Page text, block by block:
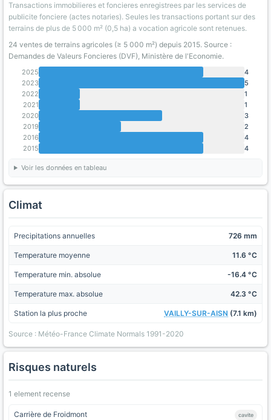
Transactions immobilieres et foncieres enregistrees par les services de
publicite fonciere (actes notaries). Seules les transactions portant sur des
terrains de plus de 5 000 m² (0,5 ha) a vocation agricole sont retenues.
24 ventes de terrains agricoles (≥ 5 000 m²) depuis 2015. Source :
Demandes de Valeurs Foncieres (DVF), Ministère de l'Economie.
2025
4
2023
5
2022
1
2021
1
2020
3
2019
2
2016
4
2015
4
Voir les données en tableau
Climat
Precipitations annuelles 726 mm
Temperature moyenne 11.6 °C
Temperature min. absolue -16.4 °C
Temperature max. absolue 42.3 °C
Station la plus proche VAILLY-SUR-AISN (7.1 km)
Source : Météo-France Climate Normals 1991-2020
Risques naturels
1 element recense
Carrière de Froidmont cavite